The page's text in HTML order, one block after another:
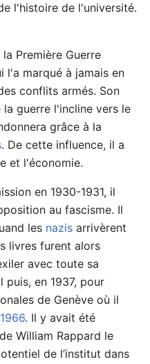
l'histoire de l'université.
Première Guerre
l'a marqué à jamais en
conflits armés. Son
guerre l'incline vers le
grâce à la
. De cette influence, il a
et l'économie.
en 1930-1931, il
au fascisme. Il
les nazis arrivèrent
livres furent alors
avec toute sa
puis, en 1937, pour
de Genève où il
1966. Il y avait été
William Rappard le
de l’institut dans